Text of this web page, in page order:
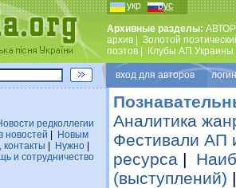
укр рус
Архивные разделы:
архив
Золотой
поэтов
Клубы АП Украины
вход для авторов
редколлегии
новостей
Новым
контакты Нужно|
и сотрудничество
Аналитика
Фестивали АП
ресурса |
(выступлений)